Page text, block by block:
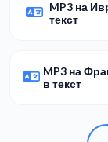
MP3 на
текст
MP3 на
в текст